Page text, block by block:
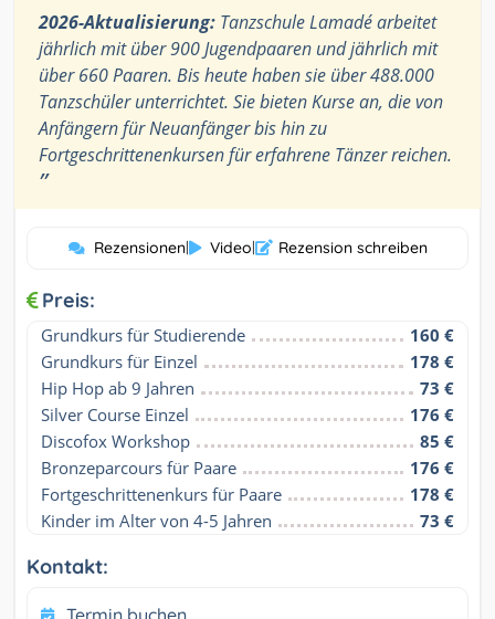
2026-Aktualisierung: Tanzschule Lamadé arbeitet
jährlich mit über 900 Jugendpaaren und jährlich mit
über 660 Paaren. Bis heute haben sie über 488.000
Tanzschüler unterrichtet. Sie bieten Kurse an, die von
Anfängern für Neuanfänger bis hin zu
Fortgeschrittenenkursen für erfahrene Tänzer reichen.
”
Rezensionen| Video| Rezension schreiben
Preis:
Grundkurs für Studierende
160 €
Grundkurs für Einzel
178 €
Hip Hop ab 9 Jahren
73 €
Silver Course Einzel
176 €
Discofox Workshop
85 €
Bronzeparcours für Paare
176 €
Fortgeschrittenenkurs für Paare
178 €
Kinder im Alter von 4-5 Jahren
73 €
Kontakt: